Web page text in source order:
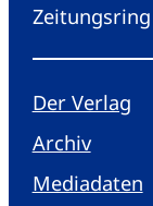
Der Verlag
Archiv
Mediadaten